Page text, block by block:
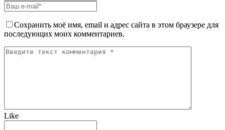
Сохранить моё имя, email и адрес сайта в этом браузере для
последующих моих комментариев.
Like